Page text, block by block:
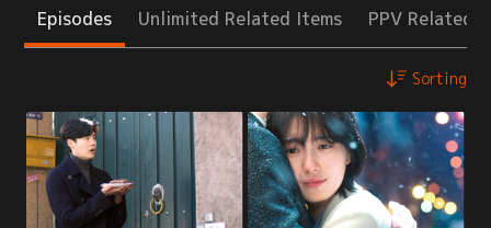
Episodes Unlimited Related Items PPV Related
Sorting